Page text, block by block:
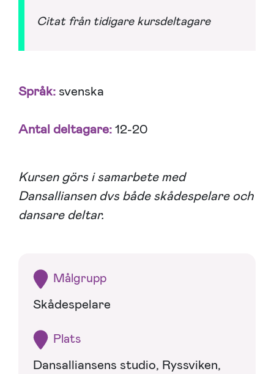
Citat från tidigare kursdeltagare
Språk:svenska
Antal deltagare:12-20
Kursen görs i samarbete med
Dansalliansen dvs både skådespelare och
dansare deltar.
Målgrupp
Skådespelare
Plats
Dansalliansens studio, Ryssviken,